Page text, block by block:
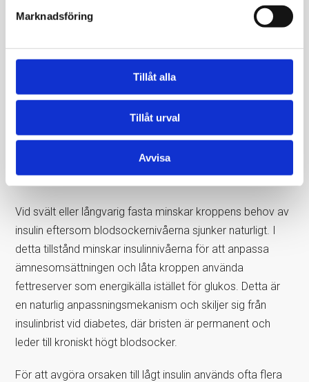
Marknadsföring
Tillåt alla
Tillåt urval
Avvisa
Förutom bukspottkörtelrelaterade sjukdomar kan
hormonella obalanser påverka insulinproduktionen. Vid
binjurebarksinsufficiens (Addisons sjukdom) producerar
minskar också insulinproduktionen, vilket kan påverka
glukosmetabolismen och leda till lågt blodsocker.
Hypofysskador kan också påverka insulinproduktionen
indirekt genom att störa hormonella signaler som
påverkar bukspottkörteln.
Vid svält eller långvarig fasta minskar kroppens behov av
insulin eftersom blodsockernivåerna sjunker naturligt. I
detta tillstånd minskar insulinnivåerna för att anpassa
ämnesomsättningen och låta kroppen använda
fettreserver som energikälla istället för glukos. Detta är
en naturlig anpassningsmekanism och skiljer sig från
insulinbrist vid diabetes, där bristen är permanent och
leder till kroniskt högt blodsocker.
För att avgöra orsaken till lågt insulin används ofta flera